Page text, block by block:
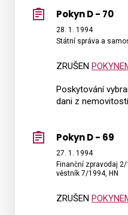
Pokyn D - 70
28. 1. 1994
Státní správa a
ZRUŠEN
Poskytování
dani z nemovitostí
Pokyn D - 69
27. 1. 1994
Finanční zpravodaj
věstník 7/1994, HN
ZRUŠEN